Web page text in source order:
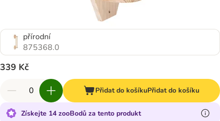
přírodní
875368.0
339 Kč
Přidat do košíkuPřidat do košíku
Získejte 14 zooBodů za tento produkt